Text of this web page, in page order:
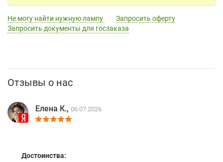
Не могу найти нужную лампу
Запросить оферту
Запросить документы для госзаказа
Отзывы о нас
Елена К., 06.07.2026
Достоинства: